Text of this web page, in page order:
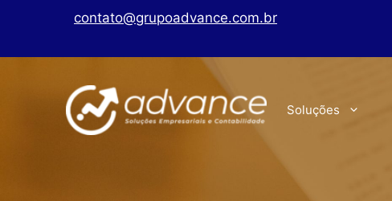
contato@grupoadvance.com.br
Soluções